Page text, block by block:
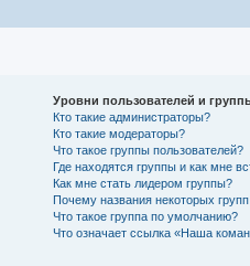
Уровни пользователей и
Кто такие администраторы?
Кто такие модераторы?
Что такое группы пользователей?
Где находятся группы и как мне
Как мне стать лидером группы?
Почему названия некоторых
Что такое группа по умолчанию?
Что означает ссылка «Наша